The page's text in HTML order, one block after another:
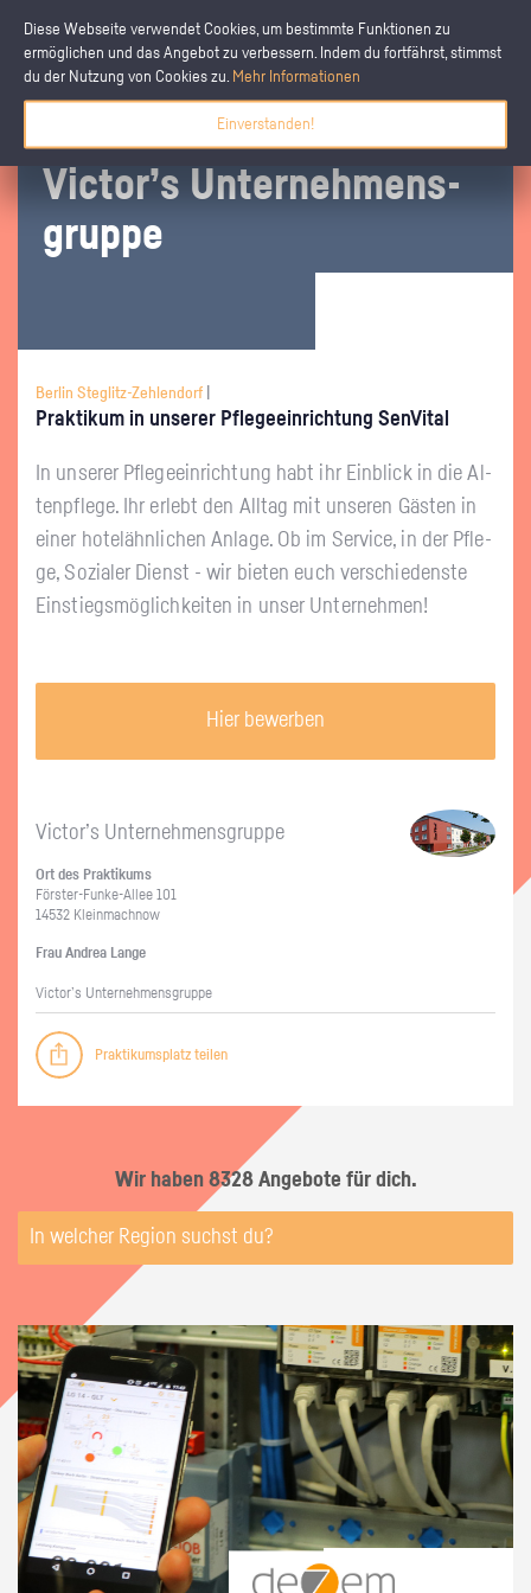
Diese Webseite verwendet Cookies, um bestimmte Funktionen zu
ermöglichen und das Angebot zu verbessern. Indem du fortfährst, stimmst
du der Nutzung von Cookies zu. Mehr Informationen
Einverstanden!
Vic­tor’s Un­ter­neh­mens­
grup­pe
Berlin Steglitz-Zehlendorf
Prak­ti­kum in un­se­rer Pfle­ge­ein­rich­tung Sen­Vi­tal
In un­se­rer Pfle­ge­ein­rich­tung habt ihr Ein­blick in die Al­
ten­pfle­ge. Ihr er­lebt den All­tag mit un­se­ren Gäs­ten in
einer ho­tel­ähn­li­chen An­la­ge. Ob im Ser­vice, in der Pfle­
ge, So­zia­ler Dienst - wir bie­ten euch ver­schie­dens­te
Ein­stiegs­mög­lich­kei­ten in unser Un­ter­neh­men!
Hier bewerben
Vic­tor’s Un­ter­neh­mens­grup­pe
Ort des Prak­ti­kums
Förs­ter-Fun­ke-Al­lee 101
14532 Klein­mach­now
Frau An­drea Lange
Vic­tor’s Un­ter­neh­mens­grup­pe
Praktikumsplatz teilen
Wir haben 8328 Angebote für dich.